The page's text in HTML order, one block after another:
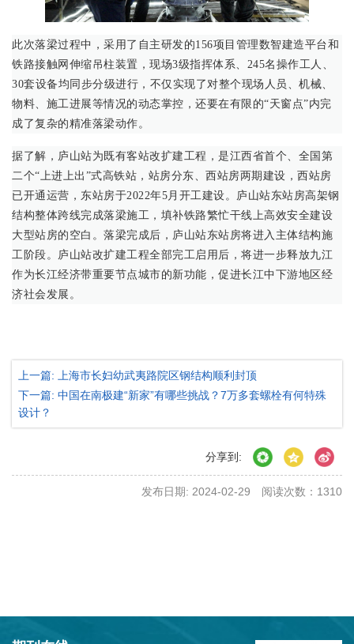
此次落梁过程中，采用了自主研发的156项目管理数智建造平台和
铁路接触网伸缩吊柱装置，现场3级指挥体系、245名操作工人、
30套设备均同步分级进行，不仅实现了对整个现场人员、机械、
物料、施工进展等情况的动态掌控，还要在有限的“天窗点”内完
成了复杂的精准落梁动作。
据了解，庐山站为既有客站改扩建工程，是江西省首个、全国第
二个“上进上出”式高铁站，站房分东、西站房两期建设，西站房
已开通运营，东站房于2022年5月开工建设。庐山站东站房高架钢
结构整体跨线完成落梁施工，填补铁路繁忙干线上高效安全建设
大型站房的空白。落梁完成后，庐山站东站房将进入主体结构施
工阶段。庐山站改扩建工程全部完工启用后，将进一步释放九江
作为长江经济带重要节点城市的新功能，促进长江中下游地区经
济社会发展。
上一篇: 上海市长妇幼武夷路院区钢结构顺利封顶
下一篇: 中国在南极建“新家”有哪些挑战？7万多套螺栓有何特殊
设计？
分享到:
发布日期: 2024-02-29 阅读次数： 1310